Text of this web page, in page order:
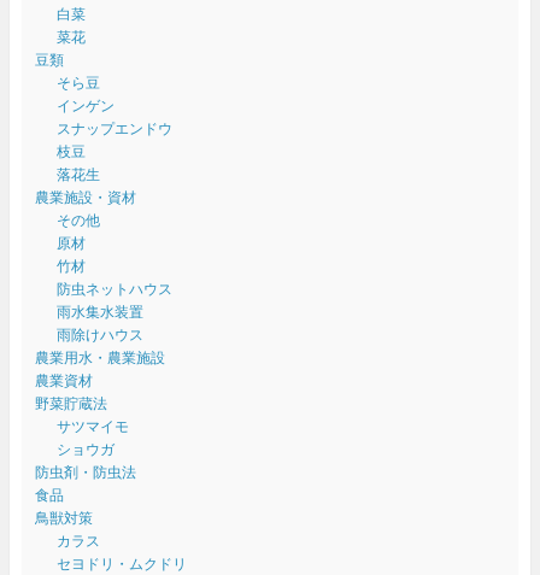
白菜
菜花
豆類
そら豆
インゲン
スナップエンドウ
枝豆
落花生
農業施設・資材
その他
原材
竹材
防虫ネットハウス
雨水集水装置
雨除けハウス
農業用水・農業施設
農業資材
野菜貯蔵法
サツマイモ
ショウガ
防虫剤・防虫法
食品
鳥獣対策
カラス
セヨドリ・ムクドリ